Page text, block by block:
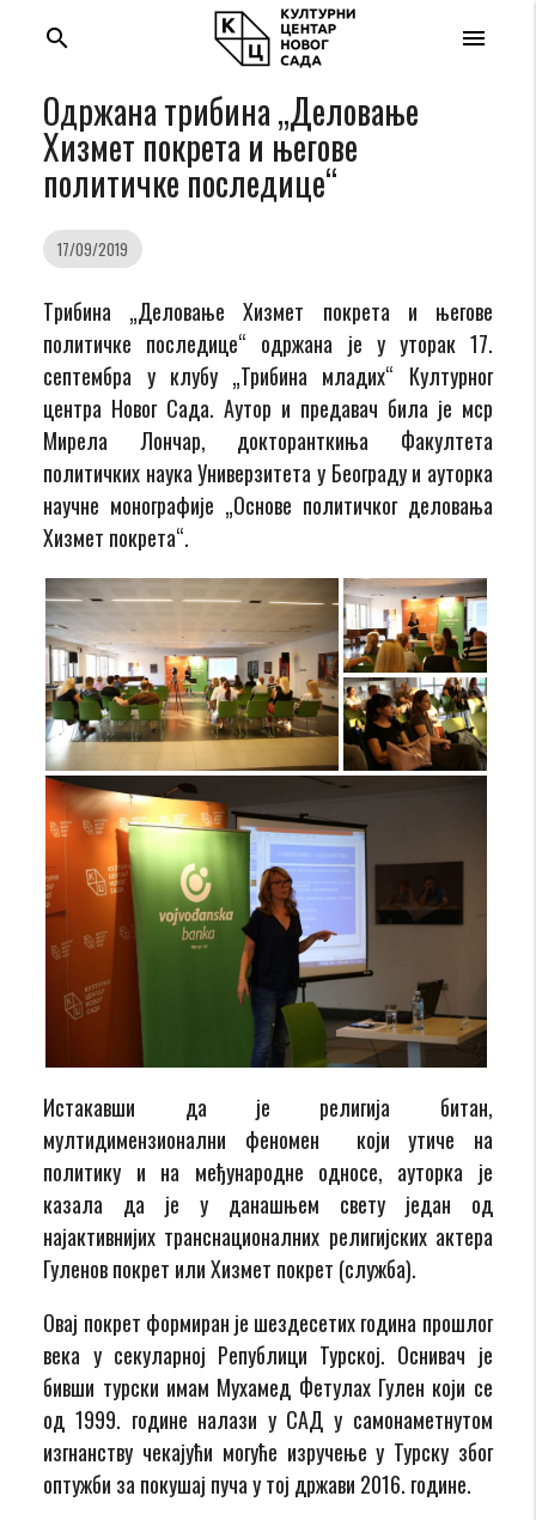
menu
search
Одржана трибина „Деловање
Хизмет покрета и његове
политичке последице“
17/09/2019
Tрибина „Деловање Хизмет покрета и његове
политичке последице“ одржана је у уторак 17.
септембра у клубу „Трибина младих“ Културног
центра Новог Сада. Аутор и предавач била је мср
Мирела Лончар, докторанткиња Факултета
политичких наука Универзитета у Београду и ауторка
научне монографије „Основе политичког деловања
Хизмет покрета“.
Истакавши да је религија битан,
мултидимензионални феномен који утиче на
политику и на међународне односе, ауторка је
казала да је у данашњем свету један од
најактивнијих транснационалних религијских актера
Гуленов покрет или Хизмет покрет (служба).
Овај покрет формиран је шездесетих година прошлог
века у секуларној Републици Турској. Оснивач је
бивши турски имам Мухамед Фетулах Гулен који се
од 1999. године налази у САД у самонаметнутом
изгнанству чекајући могуће изручење у Турску због
оптужби за покушај пуча у тој држави 2016. године.